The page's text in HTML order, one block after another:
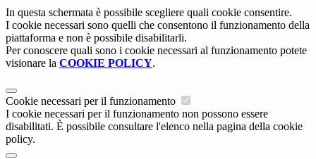
In questa schermata è possibile scegliere quali cookie consentire.
I cookie necessari sono quelli che consentono il funzionamento della
piattaforma e non è possibile disabilitarli.
Per conoscere quali sono i cookie necessari al funzionamento potete
visionare la COOKIE POLICY.
Cookie necessari per il funzionamento
I cookie necessari per il funzionamento non possono essere
disabilitati. È possibile consultare l'elenco nella pagina della cookie
policy.